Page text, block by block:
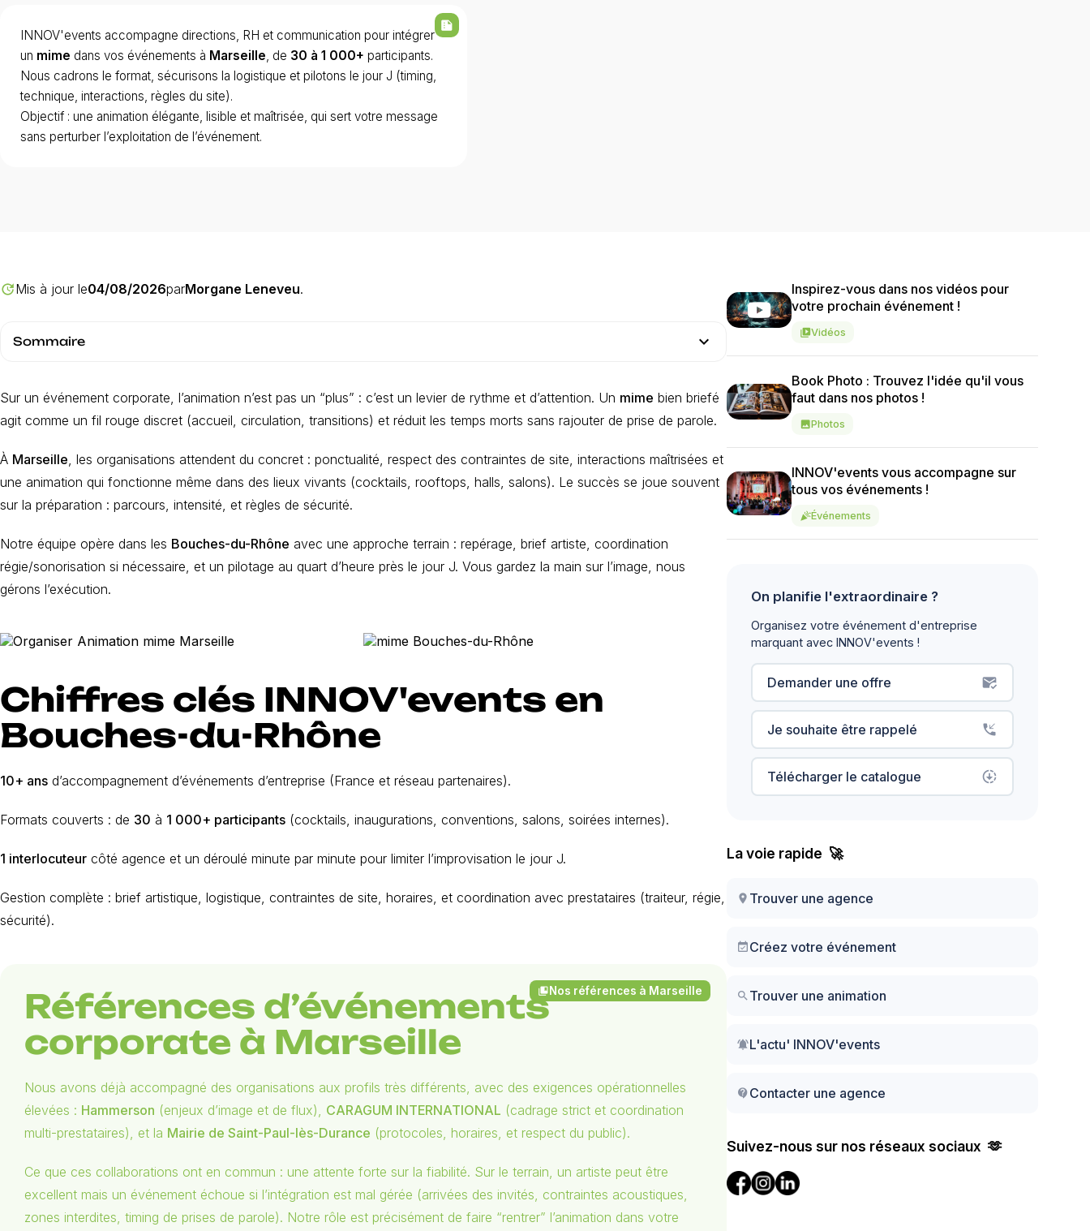
INNOV'events accompagne directions, RH et communication pour intégrer
un mime dans vos événements à Marseille, de 30 à 1 000+ participants.
Nous cadrons le format, sécurisons la logistique et pilotons le jour J (timing,
technique, interactions, règles du site).
Objectif : une animation élégante, lisible et maîtrisée, qui sert votre message
sans perturber l’exploitation de l’événement.
summarize
updateMis à jour le04/08/2026parMorgane Leneveu.
Sommaire expand_more
Sur un événement corporate, l’animation n’est pas un “plus” : c’est un levier de rythme et d’attention. Un mime bien briefé
agit comme un fil rouge discret (accueil, circulation, transitions) et réduit les temps morts sans rajouter de prise de parole.
À Marseille, les organisations attendent du concret : ponctualité, respect des contraintes de site, interactions maîtrisées et
une animation qui fonctionne même dans des lieux vivants (cocktails, rooftops, halls, salons). Le succès se joue souvent
sur la préparation : parcours, intensité, et règles de sécurité.
Notre équipe opère dans les Bouches-du-Rhône avec une approche terrain : repérage, brief artiste, coordination
régie/sonorisation si nécessaire, et un pilotage au quart d’heure près le jour J. Vous gardez la main sur l’image, nous
gérons l’exécution.
Chiffres clés INNOV'events en
Bouches-du-Rhône
10+ ans d’accompagnement d’événements d’entreprise (France et réseau partenaires).
Formats couverts : de 30 à 1 000+ participants (cocktails, inaugurations, conventions, salons, soirées internes).
1 interlocuteur côté agence et un déroulé minute par minute pour limiter l’improvisation le jour J.
Gestion complète : brief artistique, logistique, contraintes de site, horaires, et coordination avec prestataires (traiteur, régie,
sécurité).
Références d’événements
corporate à Marseille
Nous avons déjà accompagné des organisations aux profils très différents, avec des exigences opérationnelles
élevées : Hammerson (enjeux d’image et de flux), CARAGUM INTERNATIONAL (cadrage strict et coordination
multi-prestataires), et la Mairie de Saint-Paul-lès-Durance (protocoles, horaires, et respect du public).
Ce que ces collaborations ont en commun : une attente forte sur la fiabilité. Sur le terrain, un artiste peut être
excellent mais un événement échoue si l’intégration est mal gérée (arrivées des invités, contraintes acoustiques,
zones interdites, timing de prises de parole). Notre rôle est précisément de faire “rentrer” l’animation dans votre
collections_bookmark Nos références à Marseille
Inspirez-vous dans nos vidéos pour
votre prochain événement !
video_library Vidéos
Book Photo : Trouvez l'idée qu'il vous
faut dans nos photos !
imagePhotos
INNOV'events vous accompagne sur
tous vos événements !
celebrationÉvénements
On planifie l'extraordinaire ?
Organisez votre événement d'entreprise
marquant avec INNOV'events !
Demander une offre mark_email_read
Je souhaite être rappelé phone_callback
Télécharger le catalogue downloading
La voie rapide 🚀
location_on Trouver une agence
event_availableCréez votre événement
search Trouver une animation
notifications_activeL'actu' INNOV'events
contact_supportContacter une agence
Suivez-nous sur nos réseaux sociaux 🫶